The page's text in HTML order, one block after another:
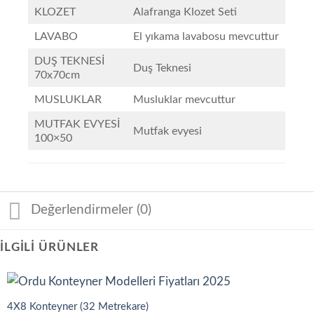
KLOZET Alafranga Klozet Seti
LAVABO El yıkama lavabosu mevcuttur
DUŞ TEKNESİ
70x70cm
Duş Teknesi
MUSLUKLAR Musluklar mevcuttur
MUTFAK EVYESİ
100×50
Mutfak evyesi
Değerlendirmeler (0)
İLGILI ÜRÜNLER
4X8 Konteyner (32 Metrekare)